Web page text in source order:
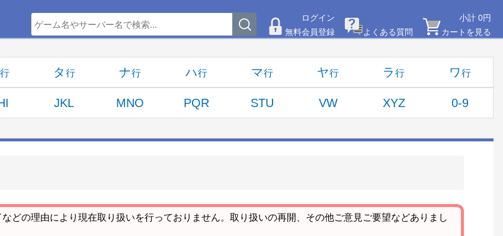
ログイン
無料会員登録
よくある質問
小計 0円
カートを見る
タ ナ ハ マ ヤ ラ ワ
JKL MNO PQR STU VW XYZ 0-9
どの理由により現在取り扱いを行っておりません。取り扱いの再開、その他ご意見ご要望などありまし